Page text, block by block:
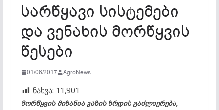
სარწყავი სისტემები
და ვენახის მორწყვის
წესები
01/06/2017 AgroNews
ნახვა: 11,901
მორწყვის მიზანია ვაზის ზრდის გაძლიერება,